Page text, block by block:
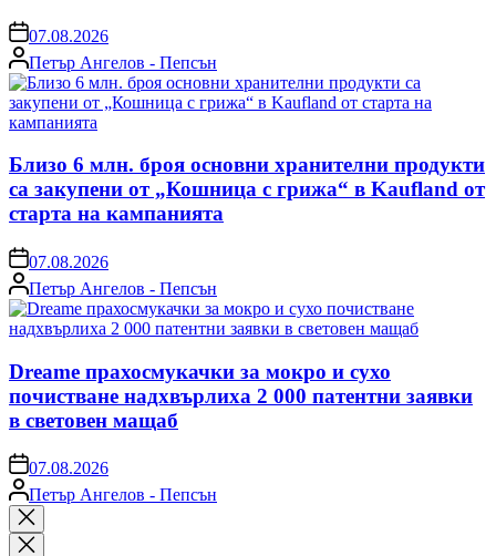
on07.08.2026
Posted
by
Петър Ангелов - Пепсън
Близо 6 млн. броя основни хранителни продукти
са закупени от „Кошница с грижа“ в Kaufland от
старта на кампанията
on07.08.2026
Posted
by
Петър Ангелов - Пепсън
Dreame прахосмукачки за мокро и сухо
почистване надхвърлиха 2 000 патентни заявки
в световен мащаб
on07.08.2026
Posted
by
Петър Ангелов - Пепсън
Close
search